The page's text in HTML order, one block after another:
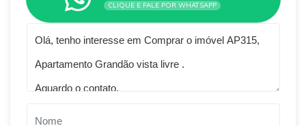
CLIQUE E FALE POR WHATSAPP